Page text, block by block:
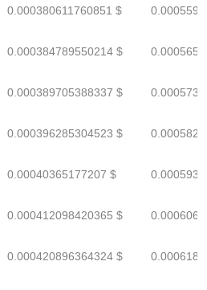
0.000380611760851 $
0.000384789550214 $
0.000389705388337 $
0.000396285304523 $
0.00040365177207 $
0.000412098420365 $
0.000420896364324 $